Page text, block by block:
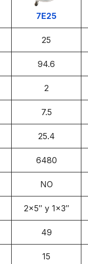
7E25
25
94.6
2
7.5
25.4
6480
NO
2×5″ y 1×3″
49
15